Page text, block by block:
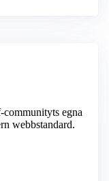
egna
webbstandard.